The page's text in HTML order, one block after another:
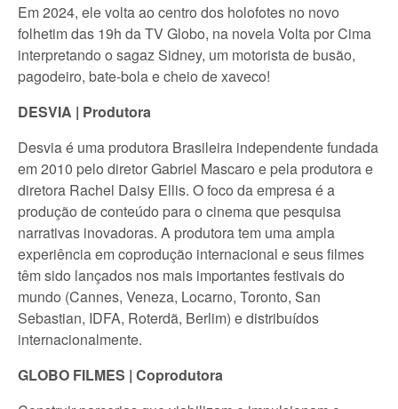
Em 2024, ele volta ao centro dos holofotes no novo
folhetim das 19h da TV Globo, na novela Volta por Cima
interpretando o sagaz Sidney, um motorista de busão,
pagodeiro, bate-bola e cheio de xaveco!
DESVIA | Produtora
Desvia é uma produtora Brasileira independente fundada
em 2010 pelo diretor Gabriel Mascaro e pela produtora e
diretora Rachel Daisy Ellis. O foco da empresa é a
produção de conteúdo para o cinema que pesquisa
narrativas inovadoras. A produtora tem uma ampla
experiência em coprodução internacional e seus filmes
têm sido lançados nos mais importantes festivais do
mundo (Cannes, Veneza, Locarno, Toronto, San
Sebastian, IDFA, Roterdã, Berlim) e distribuídos
internacionalmente.
GLOBO FILMES | Coprodutora